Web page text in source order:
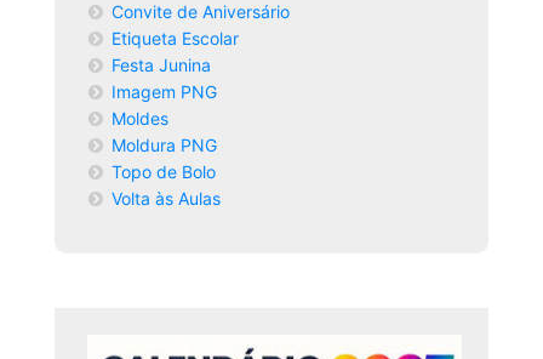
Convite de Aniversário
Etiqueta Escolar
Festa Junina
Imagem PNG
Moldes
Moldura PNG
Topo de Bolo
Volta às Aulas